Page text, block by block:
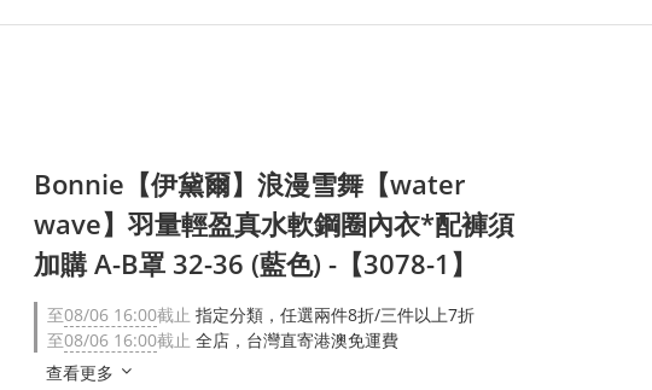
Bonnie【伊黛爾】浪漫雪舞【water
wave】羽量輕盈真水軟鋼圈內衣*配褲須
加購 A-B罩 32-36 (藍色) -【3078-1】
至08/06 16:00截止 指定分類，任選兩件8折/三件以上7折
至08/06 16:00截止 全店，台灣直寄港澳免運費
查看更多